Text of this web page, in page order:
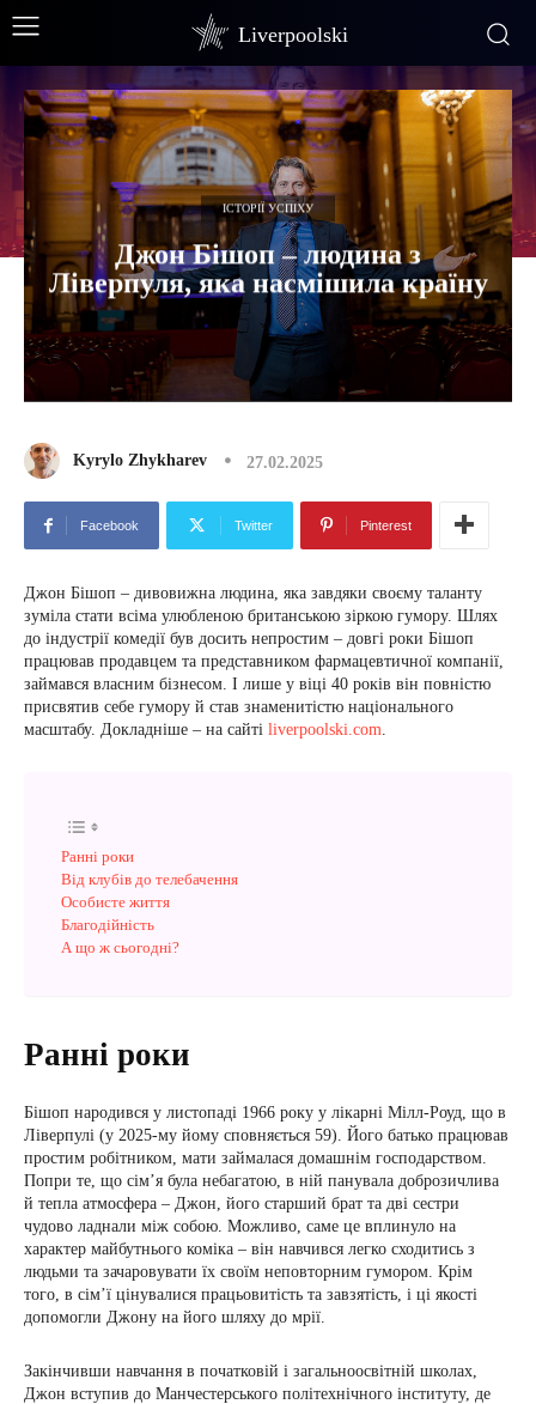
Liverpoolski
ІСТОРІЇ УСПІХУ
Джон Бішоп – людина з
Ліверпуля, яка насмішила країну
Kyrylo Zhykharev 27.02.2025
Facebook Twitter Pinterest
Джон Бішоп – дивовижна людина, яка завдяки своєму таланту
зуміла стати всіма улюбленою британською зіркою гумору. Шлях
до індустрії комедії був досить непростим – довгі роки Бішоп
працював продавцем та представником фармацевтичної компанії,
займався власним бізнесом. І лише у віці 40 років він повністю
присвятив себе гумору й став знаменитістю національного
масштабу. Докладніше – на сайті liverpoolski.com.
Ранні роки
Від клубів до телебачення
Особисте життя
Благодійність
А що ж сьогодні?
Ранні роки
Бішоп народився у листопаді 1966 року у лікарні Мілл-Роуд, що в
Ліверпулі (у 2025-му йому сповняється 59). Його батько працював
простим робітником, мати займалася домашнім господарством.
Попри те, що сім’я була небагатою, в ній панувала доброзичлива
й тепла атмосфера – Джон, його старший брат та дві сестри
чудово ладнали між собою. Можливо, саме це вплинуло на
характер майбутнього коміка – він навчився легко сходитись з
людьми та зачаровувати їх своїм неповторним гумором. Крім
того, в сім’ї цінувалися працьовитість та завзятість, і ці якості
допомогли Джону на його шляху до мрії.
Закінчивши навчання в початковій і загальноосвітній школах,
Джон вступив до Манчестерського політехнічного інституту, де